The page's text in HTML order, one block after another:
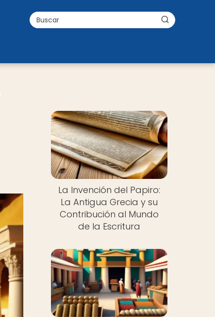
La Invención del Papiro:
La Antigua Grecia y su
Contribución al Mundo
de la Escritura